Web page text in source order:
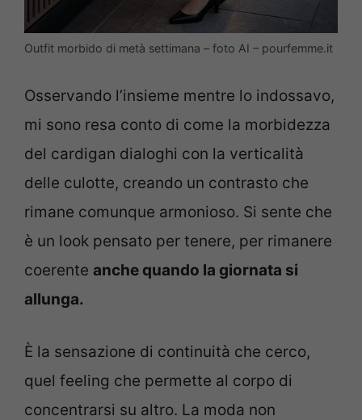
Outfit morbido di metà settimana – foto AI – pourfemme.it
Osservando l’insieme mentre lo indossavo,
mi sono resa conto di come la morbidezza
del cardigan dialoghi con la verticalità
delle culotte, creando un contrasto che
rimane comunque armonioso. Si sente che
è un look pensato per tenere, per rimanere
coerente anche quando la giornata si
allunga.
È la sensazione di continuità che cerco,
quel feeling che permette al corpo di
concentrarsi su altro. La moda non